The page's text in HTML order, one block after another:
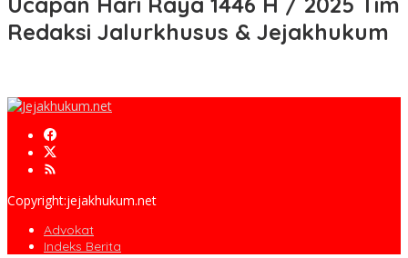
Redaksi Jalurkhusus & Jejakhukum
Copyright:jejakhukum.net
Advokat
Indeks Berita